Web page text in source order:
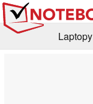
Laptopy